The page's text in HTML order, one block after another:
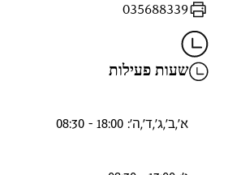
035688339
שעות פעילות
א',ב',ג',ד',ה': 18:00 - 08:30